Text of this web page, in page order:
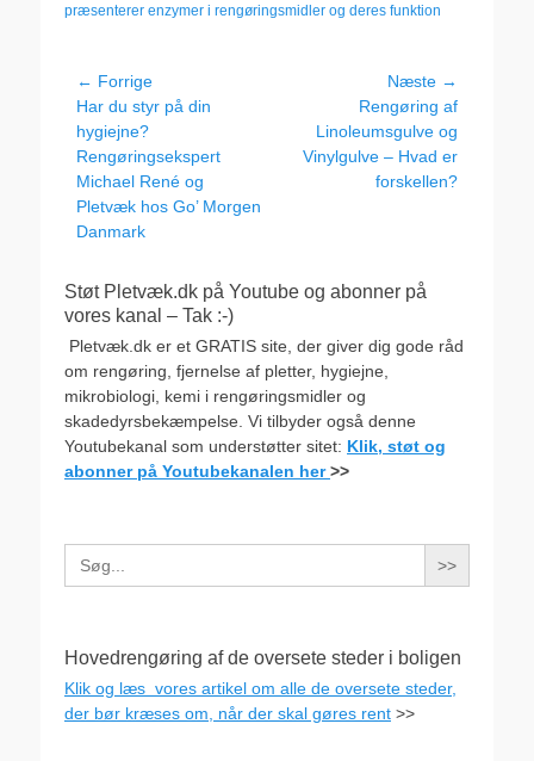
præsenterer enzymer i rengøringsmidler og deres funktion
Indlægsnavigation
← Forrige
Forrige
indlæg:
Har du styr på din
hygiejne?
Rengøringsekspert
Michael René og
Pletvæk hos Go’ Morgen
Danmark
Næste →
indlæg:
Rengøring af
Linoleumsgulve og
Vinylgulve – Hvad er
forskellen?
Støt Pletvæk.dk på Youtube og abonner på
vores kanal – Tak :-)
Pletvæk.dk er et GRATIS site, der giver dig gode råd
om rengøring, fjernelse af pletter, hygiejne,
mikrobiologi, kemi i rengøringsmidler og
skadedyrsbekæmpelse. Vi tilbyder også denne
Youtubekanal som understøtter sitet: Klik, støt og
abonner på Youtubekanalen her>>
Search
for:
Hovedrengøring af de oversete steder i boligen
Klik og læs vores artikel om alle de oversete steder,
der bør kræses om, når der skal gøres rent >>